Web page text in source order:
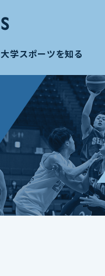
大学スポーツを知る